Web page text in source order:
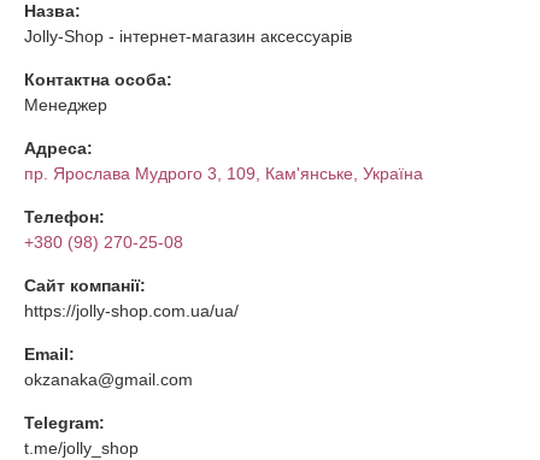
Назва:
Jolly-Shop - інтернет-магазин аксессуарів
Контактна особа:
Менеджер
Адреса:
пр. Ярослава Мудрого 3, 109, Кам'янське, Україна
Телефон:
+380 (98) 270-25-08
Сайт компанії:
https://jolly-shop.com.ua/ua/
Email:
okzanaka@gmail.com
Telegram:
t.me/jolly_shop